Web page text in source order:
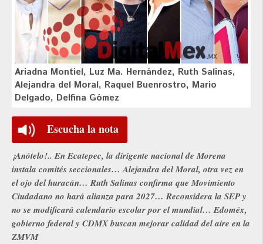
Ariadna Montiel, Luz Ma. Hernández, Ruth Salinas,
Alejandra del Moral, Raquel Buenrostro, Mario
Delgado, Delfina Gómez
Escucha la nota
¡Anótelo!.. En Ecatepec, la dirigente nacional de Morena
instala comités seccionales… Alejandra del Moral, otra vez en
el ojo del huracán… Ruth Salinas confirma que Movimiento
Ciudadano no hará alianza para 2027… Reconsidera la SEP y
no se modificará calendario escolar por el mundial… Edoméx,
gobierno federal y CDMX buscan mejorar calidad del aire en la
ZMVM